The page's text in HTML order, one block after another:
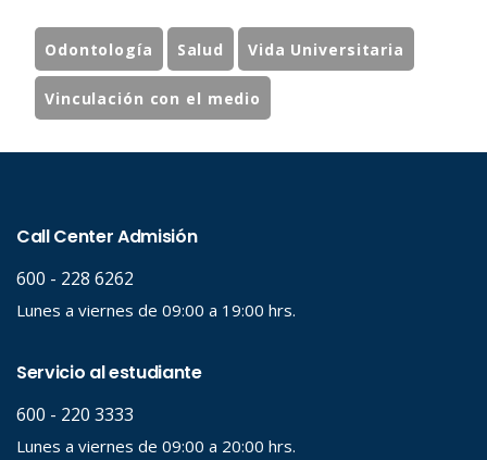
Odontología Salud Vida Universitaria
Vinculación con el medio